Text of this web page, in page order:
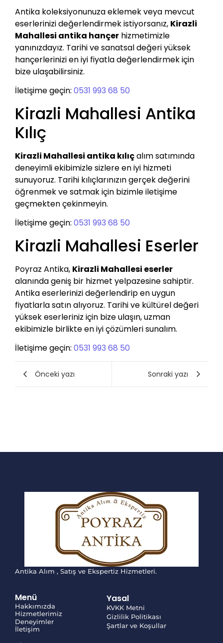
Antika koleksiyonunuza eklemek veya mevcut
eserlerinizi değerlendirmek istiyorsanız, Kirazli
Mahallesi antika hançer hizmetimizle
yanınızdayız. Tarihi ve sanatsal değeri yüksek
hançerlerinizi en iyi fiyatla değerlendirmek için
bize ulaşabilirsiniz.
İletişime geçin: 0531 993 68 50
Kirazli Mahallesi Antika
Kılıç
Kirazli Mahallesi antika kılıçalım satımında
deneyimli ekibimizle sizlere en iyi hizmeti
sunuyoruz. Tarihi kılıçlarınızın gerçek değerini
öğrenmek ve satmak için bizimle iletişime
geçmekten çekinmeyin.
İletişime geçin: 0531 993 68 50
Kirazli Mahallesi Eserler
Poyraz Antika, Kirazli Mahallesi eserler
alanında geniş bir hizmet yelpazesine sahiptir.
Antika eserlerinizi değerlendirip en uygun
fiyatlarla satın alıyoruz. Tarihi ve kültürel değeri
yüksek eserleriniz için bize ulaşın, uzman
ekibimizle birlikte en iyi çözümleri sunalım.
İletişime geçin: 0531 993 68 50
Önceki yazı Sonraki yazı
Antika Alım , Satış ve Ekspertiz Hizmetleri.
Menü
Hakkımızda
Hizmetlerimiz
Deneyimler
İletişim
Yasal
KVKK Metni
Gizlilik Politikası
Şartlar ve Koşullar